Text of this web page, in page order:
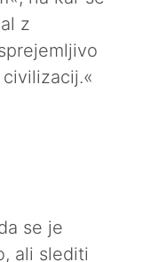
z
se je
ali slediti